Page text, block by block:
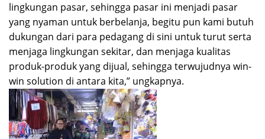
lingkungan pasar, sehingga pasar ini menjadi pasar
yang nyaman untuk berbelanja, begitu pun kami butuh
dukungan dari para pedagang di sini untuk turut serta
menjaga lingkungan sekitar, dan menjaga kualitas
produk-produk yang dijual, sehingga terwujudnya win-
win solution di antara kita,” ungkapnya.